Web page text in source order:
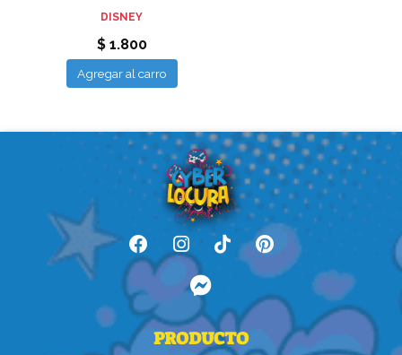
DISNEY
$ 1.800
Agregar al carro
PRODUCTO